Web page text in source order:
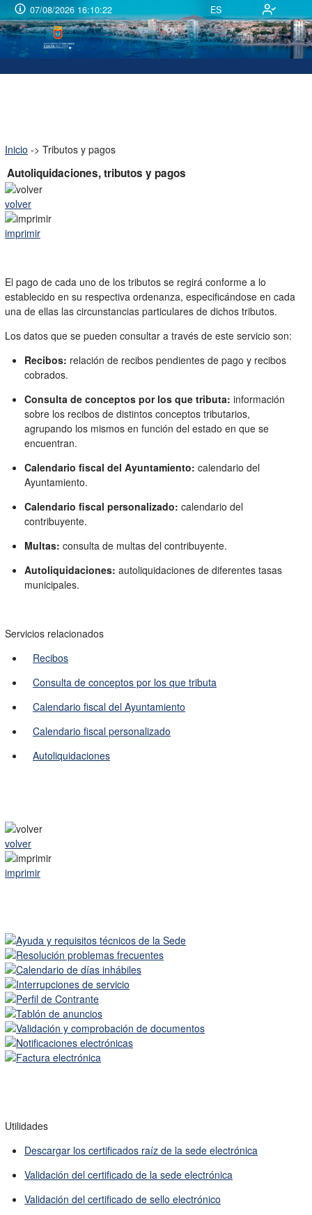
al
contenido
07/08/2026 16:10:22 ES
Inicio -> Tributos y pagos
Autoliquidaciones, tributos y pagos
volver
imprimir
El pago de cada uno de los tributos se regirá conforme a lo
establecido en su respectiva ordenanza, especificándose en cada
una de ellas las circunstancias particulares de dichos tributos.
Los datos que se pueden consultar a través de este servicio son:
Recibos: relación de recibos pendientes de pago y recibos
cobrados.
Consulta de conceptos por los que tributa: información
sobre los recibos de distintos conceptos tributarios,
agrupando los mismos en función del estado en que se
encuentran.
Calendario fiscal del Ayuntamiento: calendario del
Ayuntamiento.
Calendario fiscal personalizado: calendario del
contribuyente.
Multas: consulta de multas del contribuyente.
Autoliquidaciones: autoliquidaciones de diferentes tasas
municipales.
Servicios relacionados
Recibos
Consulta de conceptos por los que tributa
Calendario fiscal del Ayuntamiento
Calendario fiscal personalizado
Autoliquidaciones
volver
imprimir
Utilidades
Descargar los certificados raíz de la sede electrónica
Validación del certificado de la sede electrónica
Validación del certificado de sello electrónico